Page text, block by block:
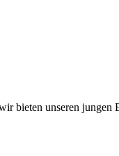
bieten unseren